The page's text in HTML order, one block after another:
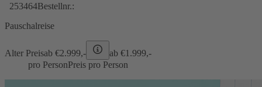
253464Bestellnr.:
Pauschalreise
Alter Preisab €2.999,- ab €1.999,-
pro PersonPreis pro Person